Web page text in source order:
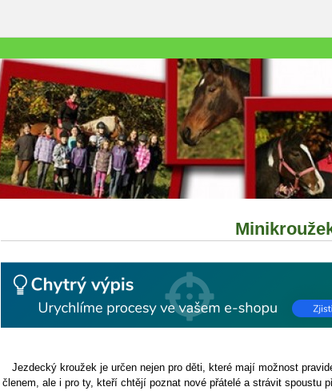
Jezdecký kroužek je určen nejen pro děti, které mají možnost
členem, ale i pro ty, kteří chtějí poznat nové přátelé a strávit spoustu